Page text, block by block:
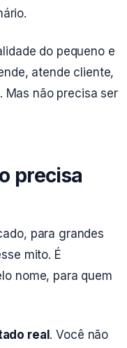
do pequeno e
atende cliente,
Mas não precisa ser
precisa
para grandes
mito. É
nome, para quem
real . Você não